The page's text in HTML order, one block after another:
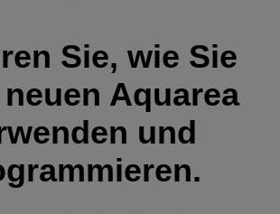
Sie, wie Sie
Aquarea
und